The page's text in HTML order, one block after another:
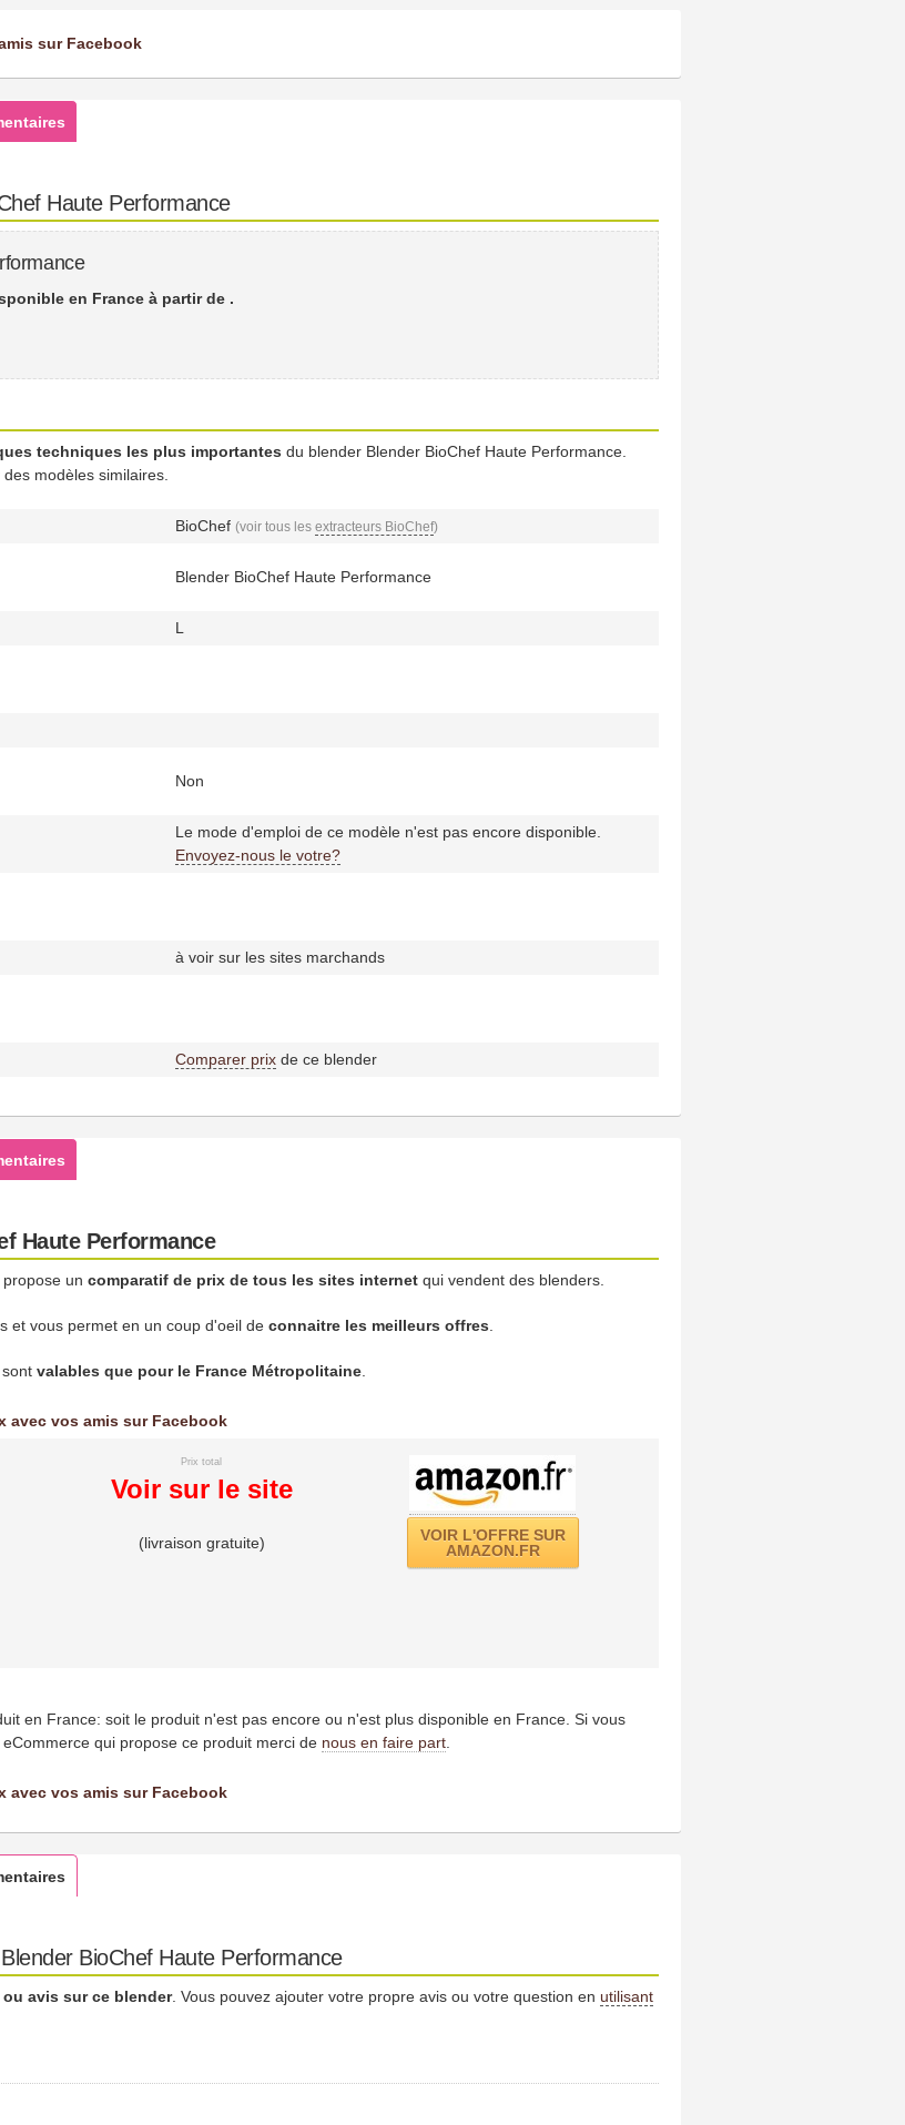
sur Facebook
Haute Performance
en France à partir de .
techniques les plus importantes du blender Blender BioChef Haute Performance.
modèles similaires.
BioChef (voir tous les extracteurs BioChef)
Blender BioChef Haute Performance
L
Non
Le mode d'emploi de ce modèle n'est pas encore disponible.
Envoyez-nous le votre?
à voir sur les sites marchands
Comparer prixde ce blender
Haute Performance
un comparatif de prix de tous les sites internet qui vendent des blenders.
et vous permet en un coup d'oeil de connaitre les meilleurs offres
valables que pour le France Métropolitaine
avec vos amis sur Facebook
Prix total
Voir sur le site
(livraison gratuite)
VOIR L'OFFRE SUR
AMAZON.FR
en France: soit le produit n'est pas encore ou n'est plus disponible en France. Si vous
qui propose ce produit merci de nous en faire part
avec vos amis sur Facebook
BioChef Haute Performance
avis sur ce blender. Vous pouvez ajouter votre propre avis ou votre question en utilisant